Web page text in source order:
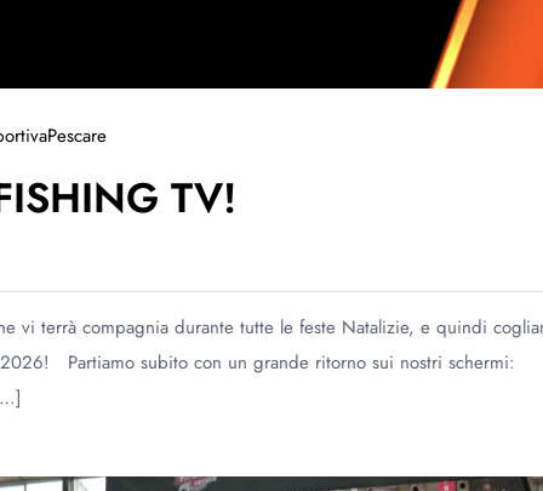
Pescare
TV!
vi terrà compagnia durante tutte le feste Natalizie, e quindi
Partiamo subito con un grande ritorno sui nostri schermi: